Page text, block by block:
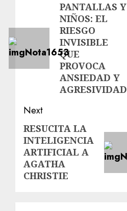
PANTALLAS Y
NIÑOS: EL
RIESGO
INVISIBLE
QUE
PROVOCA
ANSIEDAD Y
AGRESIVIDAD
Next
RESUCITA LA
INTELIGENCIA
ARTIFICIAL A
AGATHA
CHRISTIE